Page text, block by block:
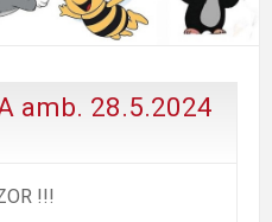
amb. 28.5.2024
!!!